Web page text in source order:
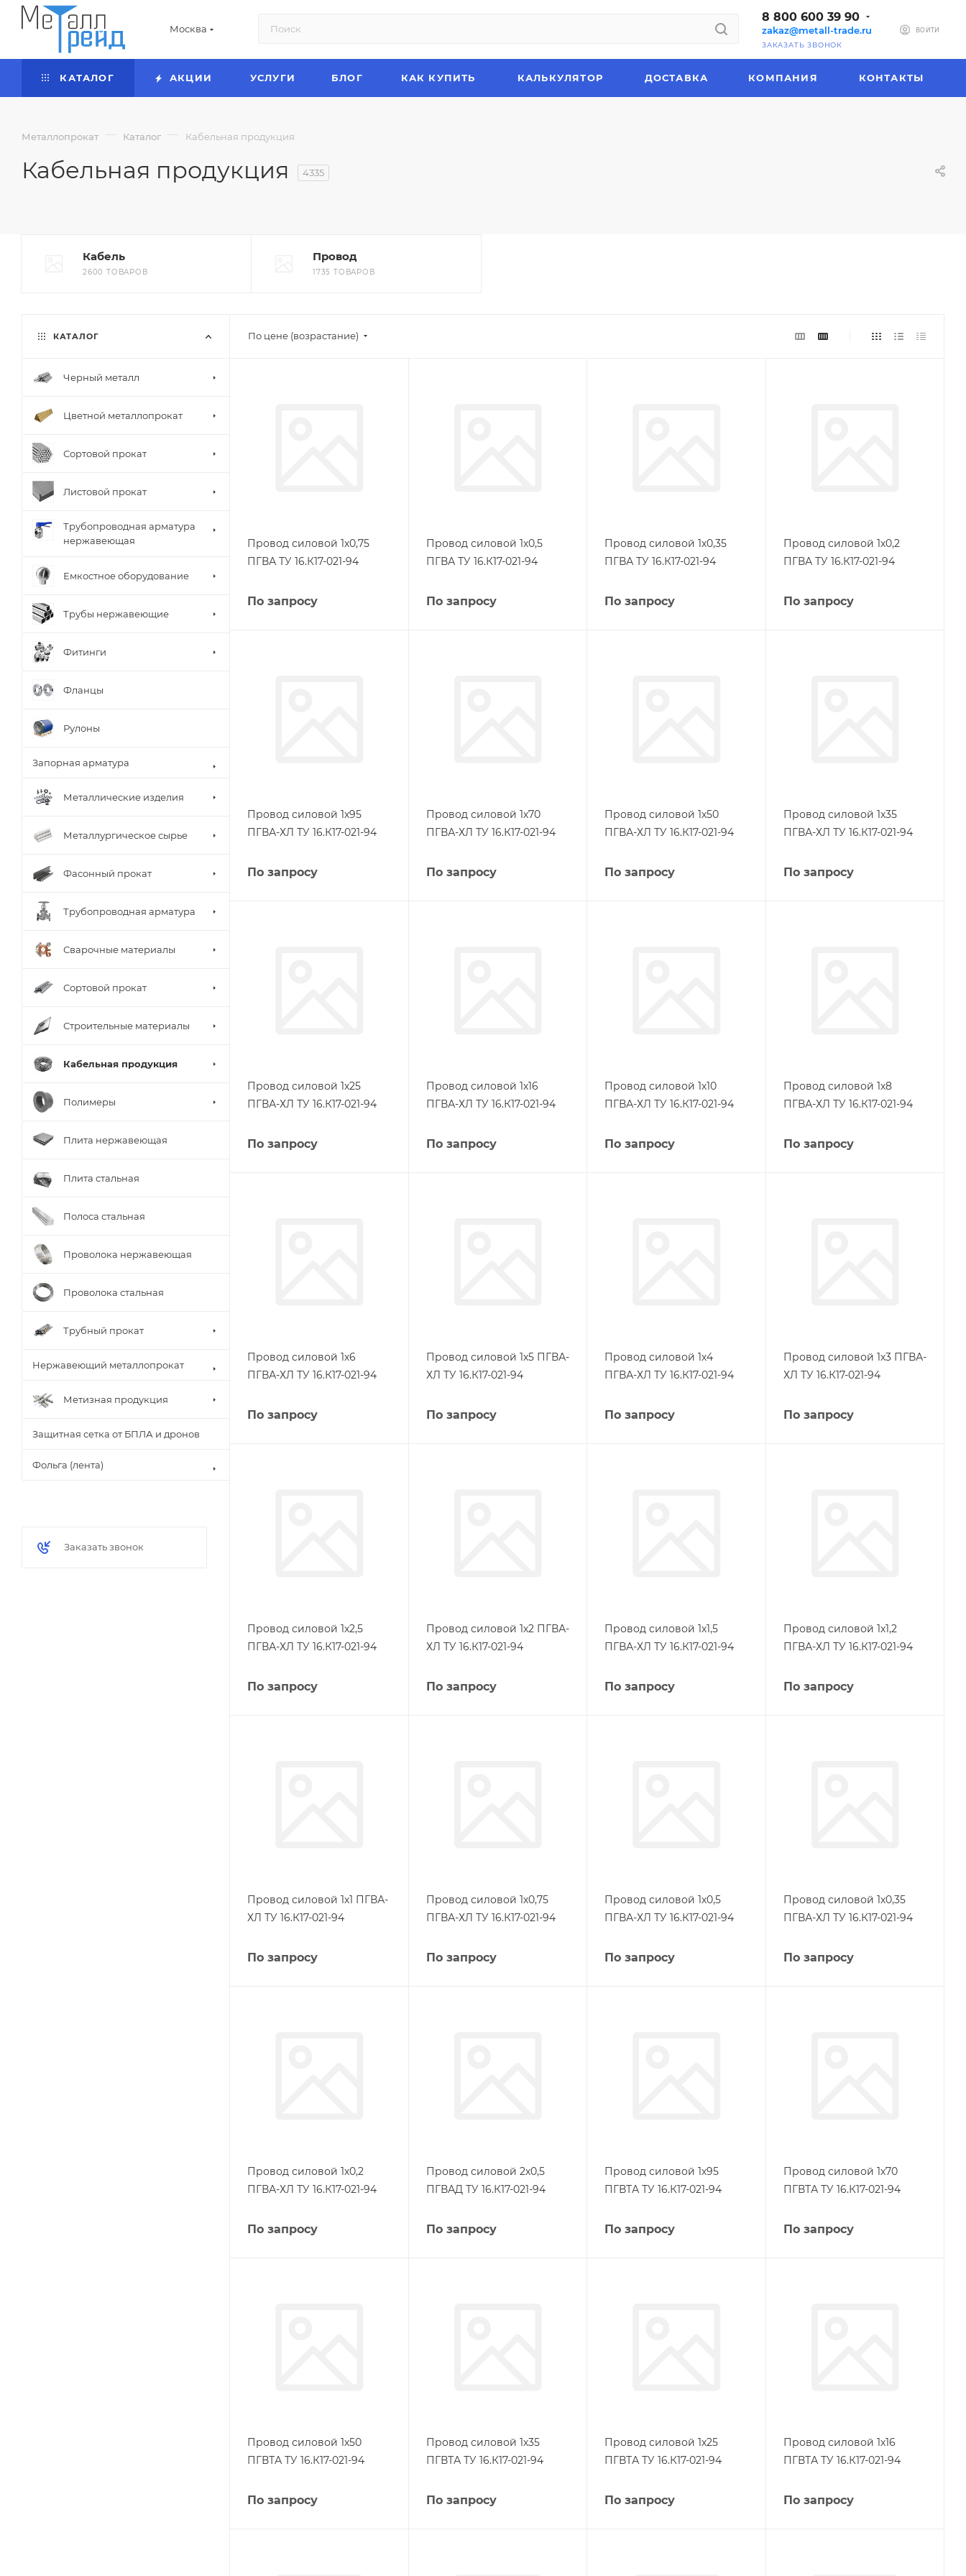
Москва
8 800 600 39 90
zakaz@metall-trade.ru
ЗАКАЗАТЬ ЗВОНОК
ВОЙТИ
КАТАЛОГ АКЦИИ УСЛУГИ БЛОГ КАК КУПИТЬ КАЛЬКУЛЯТОР ДОСТАВКА КОМПАНИЯ КОНТАКТЫ
Металлопрокат — Каталог — Кабельная продукция
Кабельная продукция 4335
Кабель
2600 ТОВАРОВ
Провод
1735 ТОВАРОВ
По цене (возрастание)
Провод силовой 1х0,75
ПГВА ТУ 16.К17-021-94
По запросу
Провод силовой 1х0,5
ПГВА ТУ 16.К17-021-94
По запросу
Провод силовой 1х0,35
ПГВА ТУ 16.К17-021-94
По запросу
Провод силовой 1х0,2
ПГВА ТУ 16.К17-021-94
По запросу
Провод силовой 1х95
ПГВА-ХЛ ТУ 16.К17-021-94
По запросу
Провод силовой 1х70
ПГВА-ХЛ ТУ 16.К17-021-94
По запросу
Провод силовой 1х50
ПГВА-ХЛ ТУ 16.К17-021-94
По запросу
Провод силовой 1х35
ПГВА-ХЛ ТУ 16.К17-021-94
По запросу
Провод силовой 1х25
ПГВА-ХЛ ТУ 16.К17-021-94
По запросу
Провод силовой 1х16
ПГВА-ХЛ ТУ 16.К17-021-94
По запросу
Провод силовой 1х10
ПГВА-ХЛ ТУ 16.К17-021-94
По запросу
Провод силовой 1х8
ПГВА-ХЛ ТУ 16.К17-021-94
По запросу
Провод силовой 1х6
ПГВА-ХЛ ТУ 16.К17-021-94
По запросу
Провод силовой 1х5 ПГВА-
ХЛ ТУ 16.К17-021-94
По запросу
Провод силовой 1х4
ПГВА-ХЛ ТУ 16.К17-021-94
По запросу
Провод силовой 1х3 ПГВА-
ХЛ ТУ 16.К17-021-94
По запросу
Провод силовой 1х2,5
ПГВА-ХЛ ТУ 16.К17-021-94
По запросу
Провод силовой 1х2 ПГВА-
ХЛ ТУ 16.К17-021-94
По запросу
Провод силовой 1х1,5
ПГВА-ХЛ ТУ 16.К17-021-94
По запросу
Провод силовой 1х1,2
ПГВА-ХЛ ТУ 16.К17-021-94
По запросу
Провод силовой 1х1 ПГВА-
ХЛ ТУ 16.К17-021-94
По запросу
Провод силовой 1х0,75
ПГВА-ХЛ ТУ 16.К17-021-94
По запросу
Провод силовой 1х0,5
ПГВА-ХЛ ТУ 16.К17-021-94
По запросу
Провод силовой 1х0,35
ПГВА-ХЛ ТУ 16.К17-021-94
По запросу
Провод силовой 1х0,2
ПГВА-ХЛ ТУ 16.К17-021-94
По запросу
Провод силовой 2х0,5
ПГВАД ТУ 16.К17-021-94
По запросу
Провод силовой 1х95
ПГВТА ТУ 16.К17-021-94
По запросу
Провод силовой 1х70
ПГВТА ТУ 16.К17-021-94
По запросу
Провод силовой 1х50
ПГВТА ТУ 16.К17-021-94
По запросу
Провод силовой 1х35
ПГВТА ТУ 16.К17-021-94
По запросу
Провод силовой 1х25
ПГВТА ТУ 16.К17-021-94
По запросу
Провод силовой 1х16
ПГВТА ТУ 16.К17-021-94
По запросу
КАТАЛОГ
Черный металл
Цветной металлопрокат
Сортовой прокат
Листовой прокат
Трубопроводная арматура
нержавеющая
Емкостное оборудование
Трубы нержавеющие
Фитинги
Фланцы
Рулоны
Запорная арматура
Металлические изделия
Металлургическое сырье
Фасонный прокат
Трубопроводная арматура
Сварочные материалы
Сортовой прокат
Строительные материалы
Кабельная продукция
Полимеры
Плита нержавеющая
Плита стальная
Полоса стальная
Проволока нержавеющая
Проволока стальная
Трубный прокат
Нержавеющий металлопрокат
Метизная продукция
Защитная сетка от БПЛА и дронов
Фольга (лента)
Заказать звонок